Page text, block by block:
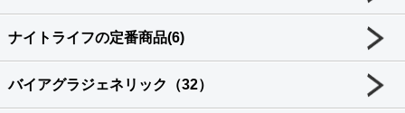
ナイトライフの定番商品(6)
バイアグラジェネリック（32）